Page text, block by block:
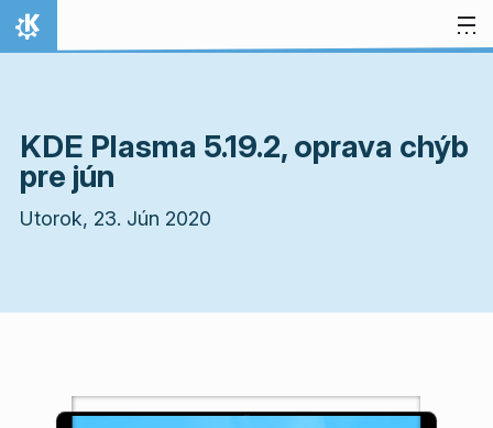
Preskočiť na obsah
Domov
KDE Plasma 5.19.2, oprava chýb
pre jún
Utorok, 23. Jún 2020